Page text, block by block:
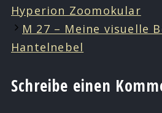
Hyperion Zoomokular
M 27 – Meine visuelle
Hantelnebel
Schreibe einen